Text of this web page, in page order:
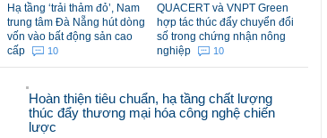
Hạ tầng ‘trải thảm đỏ’, Nam
trung tâm Đà Nẵng hút dòng
vốn vào bất động sản cao
cấp
10
QUACERT và VNPT Green
hợp tác thúc đẩy chuyển đổi
số trong chứng nhận nông
nghiệp
10
Hoàn thiện tiêu chuẩn, hạ tầng chất lượng
thúc đẩy thương mại hóa công nghệ chiến
lược